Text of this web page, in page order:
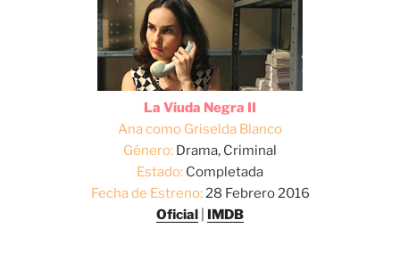
La Viuda Negra II
Ana como Griselda Blanco
Género: Drama, Criminal
Estado: Completada
Fecha de Estreno:28 Febrero 2016
Oficial
IMDB